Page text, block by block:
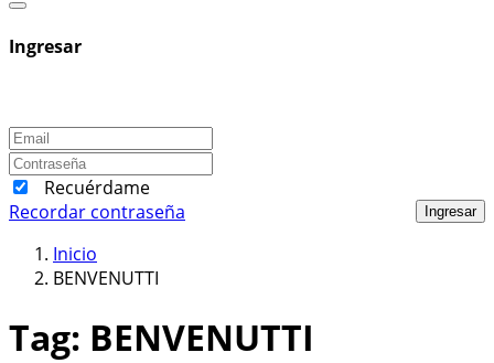
Ingresar
Recuérdame
Ingresar
Recordar contraseña
Inicio
BENVENUTTI
Tag: BENVENUTTI